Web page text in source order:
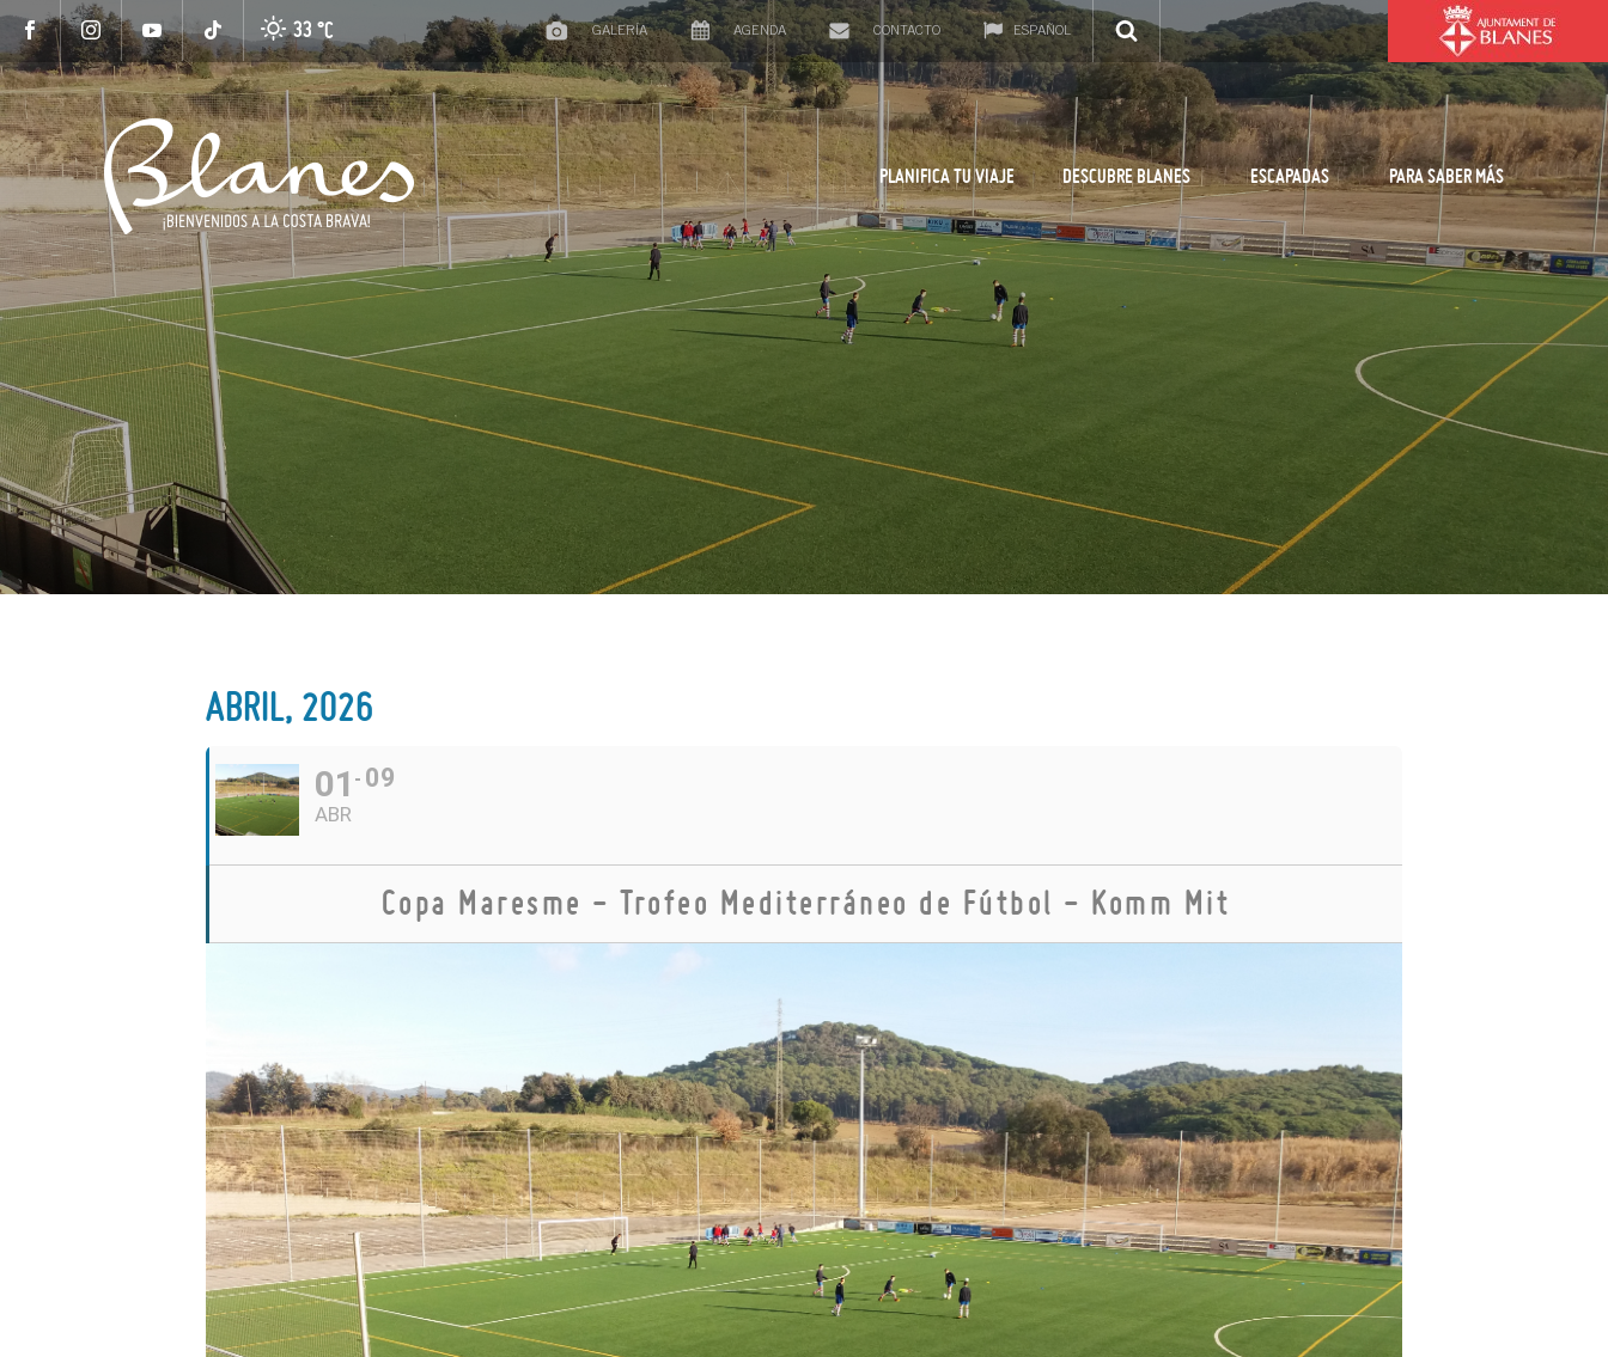
33 °C GALERÍA AGENDA CONTACTO ESPAÑOL
PLANIFICA TU VIAJE DESCUBRE BLANES ESCAPADAS PARA SABER MÁS
ABRIL, 2026
01
ABR
09
Copa Maresme - Trofeo Mediterráneo de Fútbol - Komm Mit